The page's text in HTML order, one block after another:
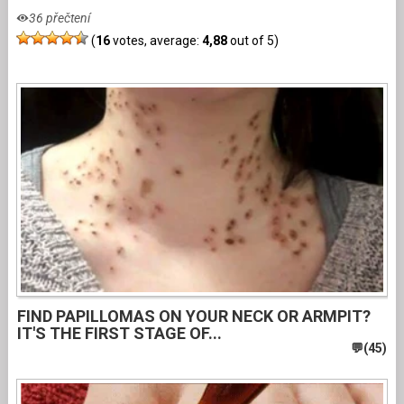
36 přečtení
(16votes, average: 4,88out of 5)
FIND PAPILLOMAS ON YOUR NECK OR ARMPIT?
IT'S THE FIRST STAGE OF...